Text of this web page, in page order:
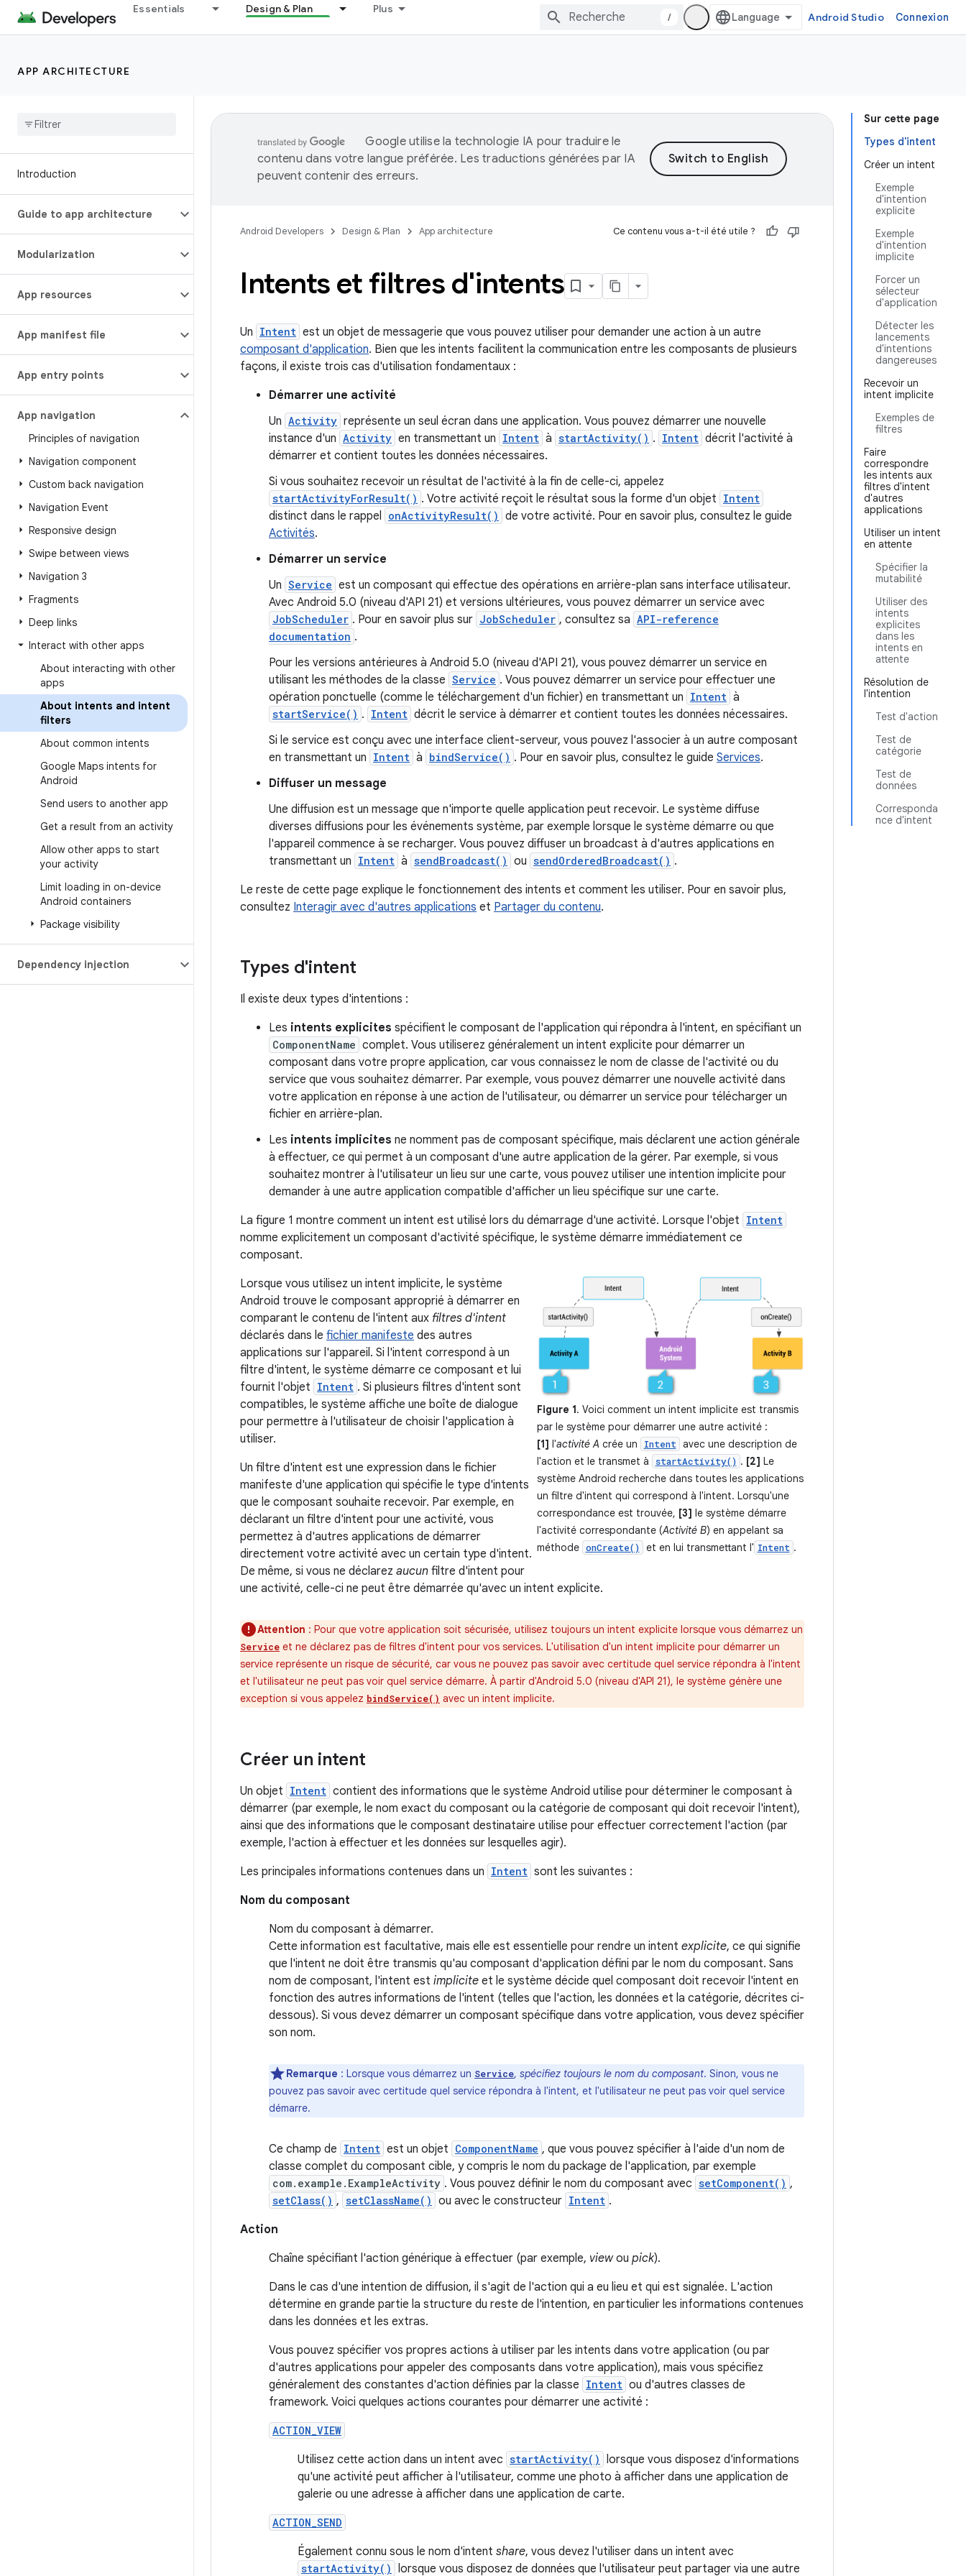
Essentials Design & Plan Plus
/ Android Studio Connexion
APP ARCHITECTURE
Introduction
Guide to app architecture
Modularization
App resources
App manifest file
App entry points
App navigation
Principles of navigation
Navigation component
Custom back navigation
Navigation Event
Responsive design
Swipe between views
Navigation 3
Fragments
Deep links
Interact with other apps
About interacting with other
apps
About intents and intent
filters
About common intents
Google Maps intents for
Android
Send users to another app
Get a result from an activity
Allow other apps to start
your activity
Limit loading in on-device
Android containers
Package visibility
Dependency injection
Sur cette page
Types d'intent
Créer un intent
Exemple
d'intention
explicite
Exemple
d'intention
implicite
Forcer un
sélecteur
d'application
Détecter les
lancements
d'intentions
dangereuses
Recevoir un
intent implicite
Exemples de
filtres
Faire
correspondre
les intents aux
filtres d'intent
d'autres
applications
Utiliser un intent
en attente
Spécifier la
mutabilité
Utiliser des
intents
explicites
dans les
intents en
attente
Résolution de
l'intention
Test d'action
Test de
catégorie
Test de
données
Corresponda
nce d'intent
Google utilise la technologie IA pour traduire le
contenu dans votre langue préférée. Les traductions générées par IA
peuvent contenir des erreurs.
Android Developers Design & Plan App architecture Ce contenu vous a-t-il été utile ?
Intents et filtres d'intents
Un Intent est un objet de messagerie que vous pouvez utiliser pour demander une action à un autre
composant d'application. Bien que les intents facilitent la communication entre les composants de plusieurs
façons, il existe trois cas d'utilisation fondamentaux :
Démarrer une activité
Un Activity représente un seul écran dans une application. Vous pouvez démarrer une nouvelle
instance d'un Activity en transmettant un Intent à startActivity() . Intent décrit l'activité à
démarrer et contient toutes les données nécessaires.
Si vous souhaitez recevoir un résultat de l'activité à la fin de celle-ci, appelez
startActivityForResult() . Votre activité reçoit le résultat sous la forme d'un objet Intent
distinct dans le rappel onActivityResult() de votre activité. Pour en savoir plus, consultez le guide
Activités.
Démarrer un service
Un Service est un composant qui effectue des opérations en arrière-plan sans interface utilisateur.
Avec Android 5.0 (niveau d'API 21) et versions ultérieures, vous pouvez démarrer un service avec
JobScheduler . Pour en savoir plus sur JobScheduler , consultez sa API-reference
documentation .
Pour les versions antérieures à Android 5.0 (niveau d'API 21), vous pouvez démarrer un service en
utilisant les méthodes de la classe Service . Vous pouvez démarrer un service pour effectuer une
opération ponctuelle (comme le téléchargement d'un fichier) en transmettant un Intent à
startService() . Intent décrit le service à démarrer et contient toutes les données nécessaires.
Si le service est conçu avec une interface client-serveur, vous pouvez l'associer à un autre composant
en transmettant un Intent à bindService() . Pour en savoir plus, consultez le guide Services.
Diffuser un message
Une diffusion est un message que n'importe quelle application peut recevoir. Le système diffuse
diverses diffusions pour les événements système, par exemple lorsque le système démarre ou que
l'appareil commence à se recharger. Vous pouvez diffuser un broadcast à d'autres applications en
transmettant un Intent à sendBroadcast() ou sendOrderedBroadcast() .
Le reste de cette page explique le fonctionnement des intents et comment les utiliser. Pour en savoir plus,
consultez Interagir avec d'autres applications et Partager du contenu.
Types d'intent
Il existe deux types d'intentions :
Les intents explicites spécifient le composant de l'application qui répondra à l'intent, en spécifiant un
ComponentName complet. Vous utiliserez généralement un intent explicite pour démarrer un
composant dans votre propre application, car vous connaissez le nom de classe de l'activité ou du
service que vous souhaitez démarrer. Par exemple, vous pouvez démarrer une nouvelle activité dans
votre application en réponse à une action de l'utilisateur, ou démarrer un service pour télécharger un
fichier en arrière-plan.
Les intents implicites ne nomment pas de composant spécifique, mais déclarent une action générale
à effectuer, ce qui permet à un composant d'une autre application de la gérer. Par exemple, si vous
souhaitez montrer à l'utilisateur un lieu sur une carte, vous pouvez utiliser une intention implicite pour
demander à une autre application compatible d'afficher un lieu spécifique sur une carte.
La figure 1 montre comment un intent est utilisé lors du démarrage d'une activité. Lorsque l'objet Intent
nomme explicitement un composant d'activité spécifique, le système démarre immédiatement ce
composant.
Figure 1. Voici comment un intent implicite est transmis
par le système pour démarrer une autre activité :
[1] l'activité A crée un Intent
avec une description de
l'action et le transmet à
startActivity() . [2] Le
système Android recherche dans toutes les applications
un filtre d'intent qui correspond à l'intent. Lorsqu'une
correspondance est trouvée, [3] le système démarre
l'activité correspondante (Activité B) en appelant sa
méthode onCreate() et en lui transmettant l' Intent .
Lorsque vous utilisez un intent implicite, le système
Android trouve le composant approprié à démarrer en
comparant le contenu de l'intent aux filtres d'intent
déclarés dans le fichier manifeste des autres
applications sur l'appareil. Si l'intent correspond à un
filtre d'intent, le système démarre ce composant et lui
fournit l'objet Intent . Si plusieurs filtres d'intent sont
compatibles, le système affiche une boîte de dialogue
pour permettre à l'utilisateur de choisir l'application à
utiliser.
Un filtre d'intent est une expression dans le fichier
manifeste d'une application qui spécifie le type d'intents
que le composant souhaite recevoir. Par exemple, en
déclarant un filtre d'intent pour une activité, vous
permettez à d'autres applications de démarrer
directement votre activité avec un certain type d'intent.
De même, si vous ne déclarez aucun filtre d'intent pour
une activité, celle-ci ne peut être démarrée qu'avec un intent explicite.
Attention : Pour que votre application soit sécurisée, utilisez toujours un intent explicite lorsque vous démarrez un
Service et ne déclarez pas de filtres d'intent pour vos services. L'utilisation d'un intent implicite pour démarrer un
service représente un risque de sécurité, car vous ne pouvez pas savoir avec certitude quel service répondra à l'intent
et l'utilisateur ne peut pas voir quel service démarre. À partir d'Android 5.0 (niveau d'API 21), le système génère une
exception si vous appelez bindService() avec un intent implicite.
Créer un intent
Un objet Intent contient des informations que le système Android utilise pour déterminer le composant à
démarrer (par exemple, le nom exact du composant ou la catégorie de composant qui doit recevoir l'intent),
ainsi que des informations que le composant destinataire utilise pour effectuer correctement l'action (par
exemple, l'action à effectuer et les données sur lesquelles agir).
Les principales informations contenues dans un Intent sont les suivantes :
Nom du composant
Nom du composant à démarrer.
Cette information est facultative, mais elle est essentielle pour rendre un intent explicite, ce qui signifie
que l'intent ne doit être transmis qu'au composant d'application défini par le nom du composant. Sans
nom de composant, l'intent est implicite et le système décide quel composant doit recevoir l'intent en
fonction des autres informations de l'intent (telles que l'action, les données et la catégorie, décrites ci-
dessous). Si vous devez démarrer un composant spécifique dans votre application, vous devez spécifier
son nom.
Remarque : Lorsque vous démarrez un Service, spécifiez toujours le nom du composant. Sinon, vous ne
pouvez pas savoir avec certitude quel service répondra à l'intent, et l'utilisateur ne peut pas voir quel service
démarre.
Ce champ de Intent est un objet ComponentName , que vous pouvez spécifier à l'aide d'un nom de
classe complet du composant cible, y compris le nom du package de l'application, par exemple
com.example.ExampleActivity . Vous pouvez définir le nom du composant avec setComponent() ,
setClass() , setClassName() ou avec le constructeur Intent .
Action
Chaîne spécifiant l'action générique à effectuer (par exemple, viewou pick).
Dans le cas d'une intention de diffusion, il s'agit de l'action qui a eu lieu et qui est signalée. L'action
détermine en grande partie la structure du reste de l'intention, en particulier les informations contenues
dans les données et les extras.
Vous pouvez spécifier vos propres actions à utiliser par les intents dans votre application (ou par
d'autres applications pour appeler des composants dans votre application), mais vous spécifiez
généralement des constantes d'action définies par la classe Intent ou d'autres classes de
framework. Voici quelques actions courantes pour démarrer une activité :
ACTION_VIEW
Utilisez cette action dans un intent avec startActivity() lorsque vous disposez d'informations
qu'une activité peut afficher à l'utilisateur, comme une photo à afficher dans une application de
galerie ou une adresse à afficher dans une application de carte.
ACTION_SEND
Également connu sous le nom d'intent share, vous devez l'utiliser dans un intent avec
startActivity() lorsque vous disposez de données que l'utilisateur peut partager via une autre